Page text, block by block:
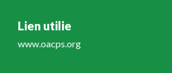
Lien utilie
www.oacps.org